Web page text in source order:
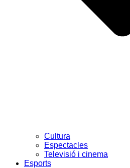
Cultura
Espectacles
Televisió i cinema
Esports